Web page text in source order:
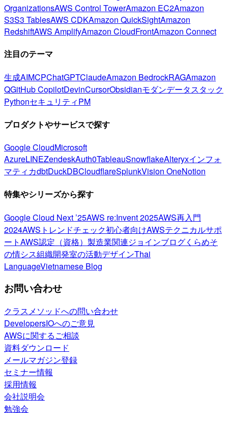
OrganizationsAWS Control TowerAmazon EC2Amazon
S3S3 TablesAWS CDKAmazon QuickSightAmazon
RedshiftAWS AmplifyAmazon CloudFrontAmazon Connect
注目のテーマ
生成AIMCPChatGPTClaudeAmazon BedrockRAGAmazon
QGitHub CopilotDevinCursorObsidianモダンデータスタック
PythonセキュリティPM
プロダクトやサービスで探す
Google CloudMicrosoft
AzureLINEZendeskAuth0TableauSnowflakeAlteryxインフォ
マティカdbtDuckDBCloudflareSplunkVision OneNotion
特集やシリーズから探す
Google Cloud Next ’25AWS re:Invent 2025AWS再入門
2024AWSトレンドチェック初心者向けAWSテクニカルサポ
ートAWS認定（資格） 製造業関連ジョインブログくらめそ
の情シス組織開発室の活動デザインThai
LanguageVietnamese Blog
お問い合わせ
クラスメソッドへの問い合わせ
DevelopersIOへのご意見
AWSに関するご相談
資料ダウンロード
メールマガジン登録
セミナー情報
採用情報
会社説明会
勉強会